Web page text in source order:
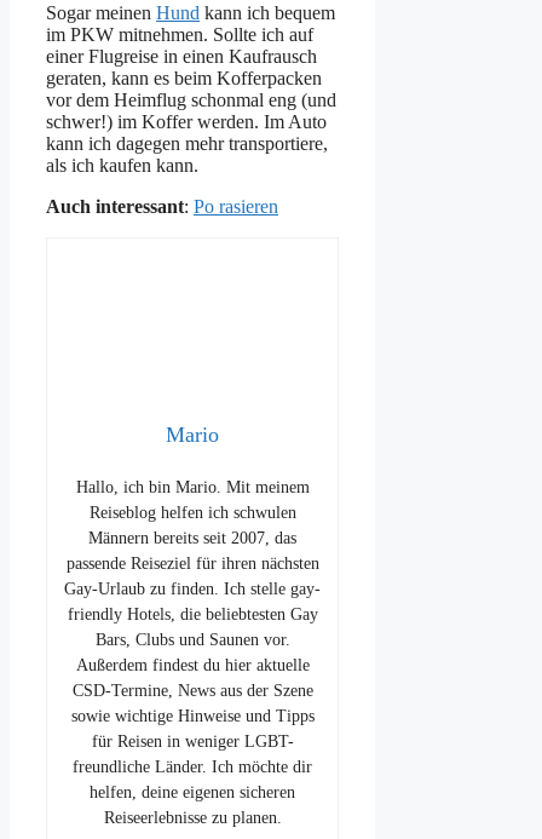
Sogar meinen Hund kann ich bequem
im PKW mitnehmen. Sollte ich auf
einer Flugreise in einen Kaufrausch
geraten, kann es beim Kofferpacken
vor dem Heimflug schonmal eng (und
schwer!) im Koffer werden. Im Auto
kann ich dagegen mehr transportiere,
als ich kaufen kann.
Auch interessant: Po rasieren
Mario
Hallo, ich bin Mario. Mit meinem
Reiseblog helfen ich schwulen
Männern bereits seit 2007, das
passende Reiseziel für ihren nächsten
Gay-Urlaub zu finden. Ich stelle gay-
friendly Hotels, die beliebtesten Gay
Bars, Clubs und Saunen vor.
Außerdem findest du hier aktuelle
CSD-Termine, News aus der Szene
sowie wichtige Hinweise und Tipps
für Reisen in weniger LGBT-
freundliche Länder. Ich möchte dir
helfen, deine eigenen sicheren
Reiseerlebnisse zu planen.